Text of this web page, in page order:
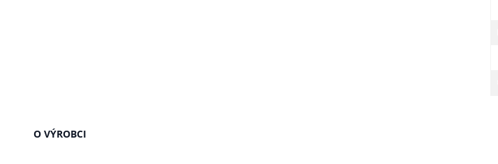
O VÝROBCI